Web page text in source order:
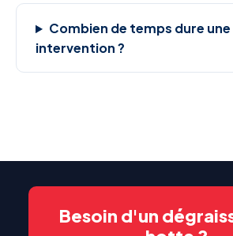
Combien de temps dure une
intervention ?
Besoin d'un